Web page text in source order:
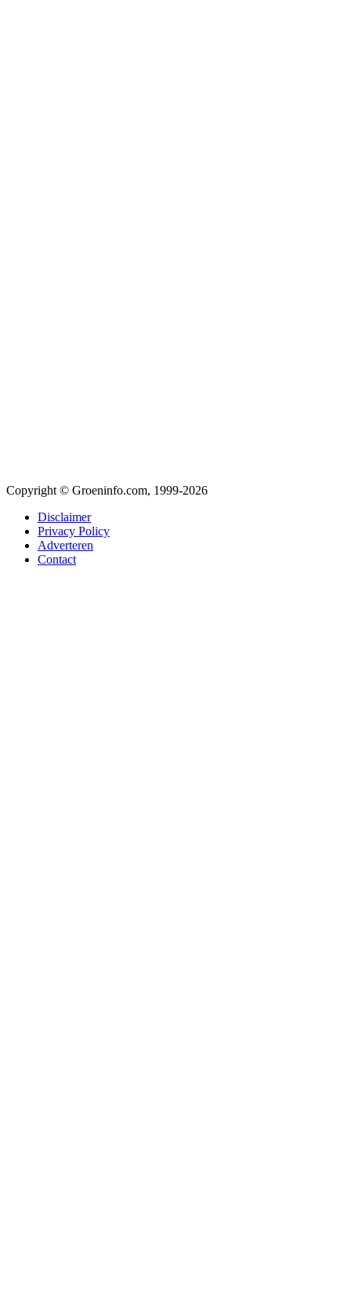
Copyright © Groeninfo.com, 1999-2026
Disclaimer
Privacy Policy
Adverteren
Contact